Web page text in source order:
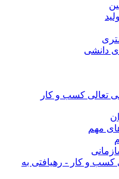
دانشی
تعالی کسب و کار
مهم
کسب و کار - رهیافتی به